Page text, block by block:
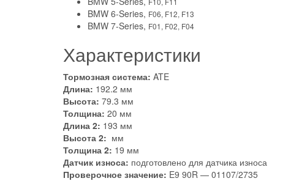
BMW 6-Series, F06, F12, F13
BMW 7-Series, F01, F02, F04
Характеристики
Тормозная система: ATE
Длина: 192.2 мм
Высота: 79.3 мм
Толщина: 20 мм
Длина 2: 193 мм
Высота 2: мм
Толщина 2: 19 мм
Датчик износа: подготовлено для датчика износа
Проверочное значение: E9 90R — 01107/2735